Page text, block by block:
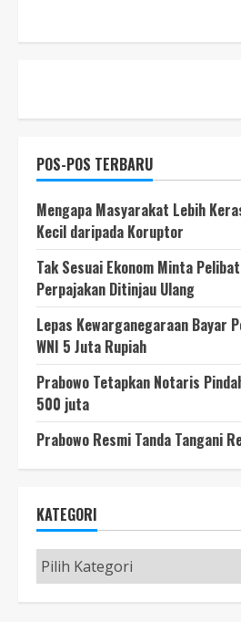
POS-POS TERBARU
Mengapa Masyarakat Lebih
Kecil daripada Koruptor
Tak Sesuai Ekonom Minta
Perpajakan Ditinjau Ulang
Lepas Kewarganegaraan Bayar
WNI 5 Juta Rupiah
Prabowo Tetapkan Notaris
500 juta
Prabowo Resmi Tanda Tangani
KATEGORI
Kategori